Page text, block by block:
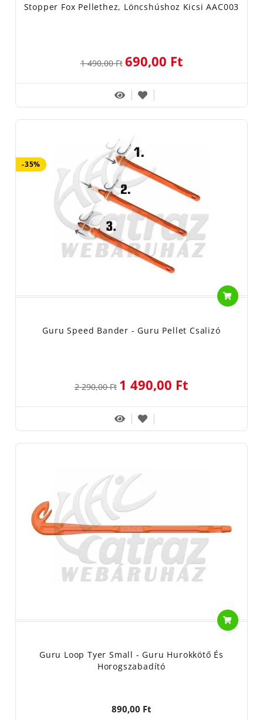
Stopper Fox Pellethez, Löncshúshoz Kicsi AAC003
1 490,00 Ft 690,00 Ft
-35%
Guru Speed Bander - Guru Pellet Csalizó
2 290,00 Ft 1 490,00 Ft
Guru Loop Tyer Small - Guru Hurokkötő És
Horogszabadító
890,00 Ft